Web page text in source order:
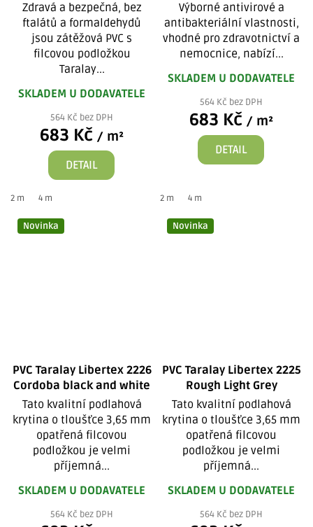
Zdravá a bezpečná, bez
ftalátů a formaldehydů
jsou zátěžová PVC s
filcovou podložkou
Taralay...
SKLADEM U DODAVATELE
564 Kč bez DPH
683 Kč / m²
DETAIL
2 m 4 m
Výborné antivirové a
antibakteriální vlastnosti,
vhodné pro zdravotnictví a
nemocnice, nabízí...
SKLADEM U DODAVATELE
564 Kč bez DPH
683 Kč / m²
DETAIL
2 m 4 m
Novinka
PVC Taralay Libertex 2226
Cordoba black and white
Tato kvalitní podlahová
krytina o tloušťce 3,65 mm
opatřená filcovou
podložkou je velmi
příjemná...
SKLADEM U DODAVATELE
564 Kč bez DPH
Novinka
PVC Taralay Libertex 2225
Rough Light Grey
Tato kvalitní podlahová
krytina o tloušťce 3,65 mm
opatřená filcovou
podložkou je velmi
příjemná...
SKLADEM U DODAVATELE
564 Kč bez DPH